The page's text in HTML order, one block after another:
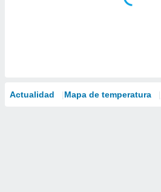
Actualidad Mapa de temperatura